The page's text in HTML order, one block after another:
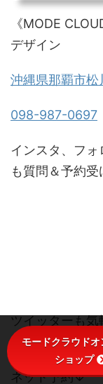
《MODE
デザイン
沖縄県那覇市
098-987-0697
インスタ、フ
も質問＆予約受
ツイッターも
Tweets by
ネット予約↓
モードクラウドオ
ショップ